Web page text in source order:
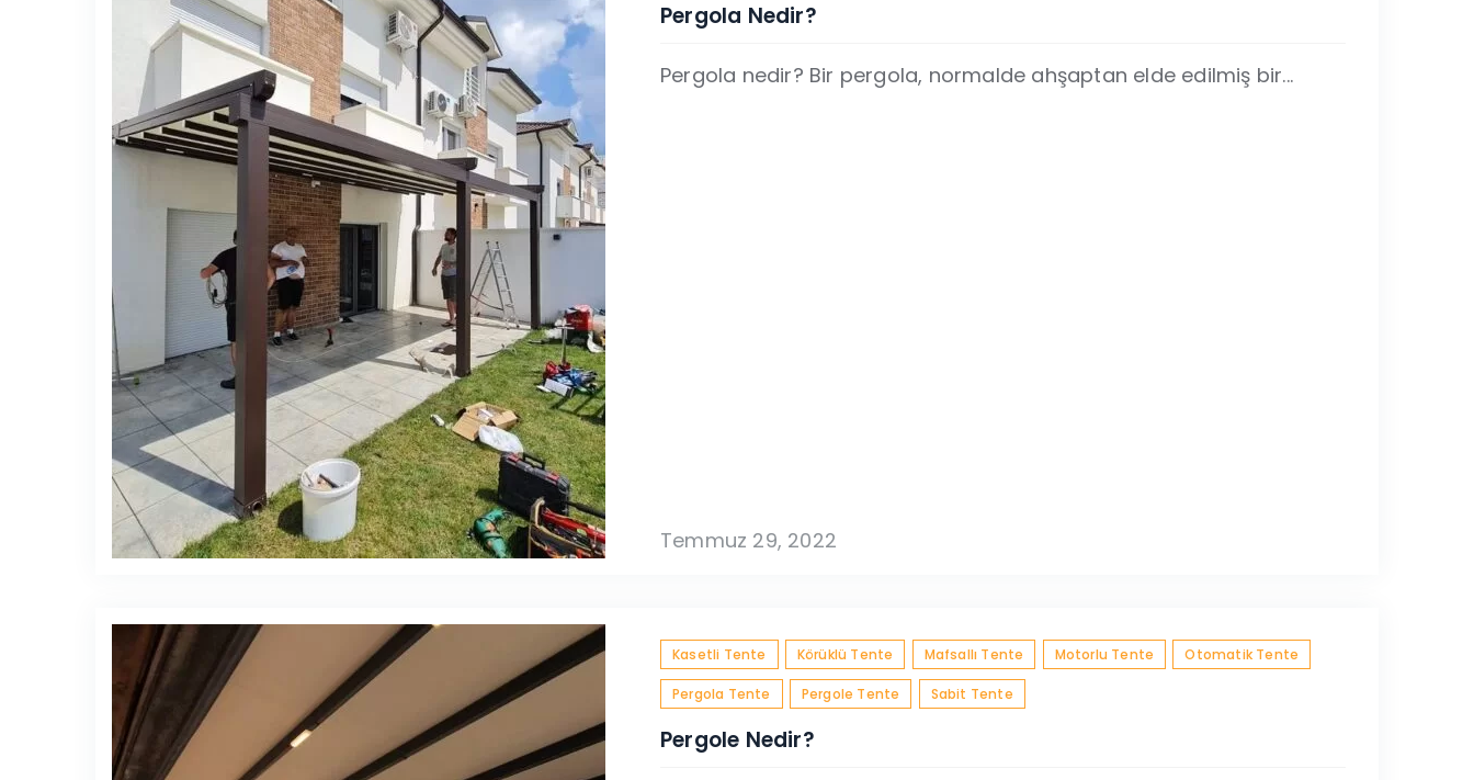
Pergola Nedir?
Pergola nedir? Bir pergola, normalde ahşaptan elde edilmiş bir...
Temmuz 29, 2022
Kasetli Tente Körüklü Tente Mafsallı Tente Motorlu Tente Otomatik Tente
Pergola Tente Pergole Tente Sabit Tente
Pergole Nedir?